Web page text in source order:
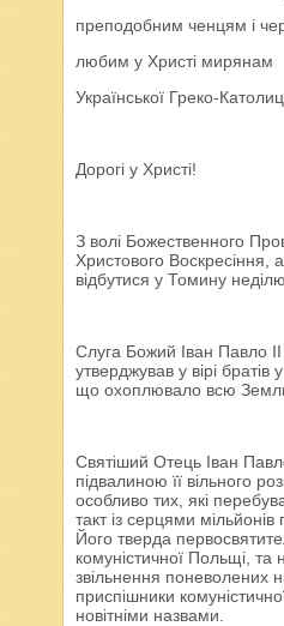
преподобним ченцям і
любим у Христі мирянам
Української Греко-
Дорогі у Христі!
З волі Божественного
Христового Воскресіння,
відбутися у Томину
Слуга Божий Іван Павло
утверджував у вірі братів
що охоплювало всю Землю,
Святіший Отець Іван
підвалиною її вільного
особливо тих, які
такт із серцями
Його тверда
комуністичної Польщі, та
звільнення поневолених
приспішники
новітніми назвами.